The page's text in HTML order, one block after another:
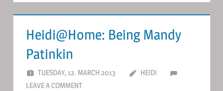
Heidi@Home: Being Mandy
Patinkin
TUESDAY, 12. MARCH 2013
HEIDI
LEAVE A COMMENT